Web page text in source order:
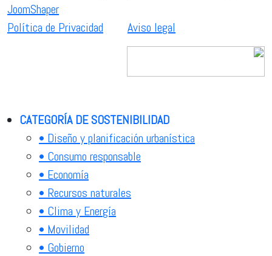
JoomShaper
Política de Privacidad
Aviso legal
CATEGORÍA DE SOSTENIBILIDAD
• Diseño y planificación urbanística
• Consumo responsable
• Economía
• Recursos naturales
• Clima y Energía
• Movilidad
• Gobierno